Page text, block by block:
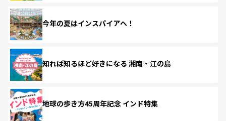
今年の夏はインスパイアへ！
知れば知るほど好きになる 湘南・江の島
地球の歩き方45周年記念 インド特集